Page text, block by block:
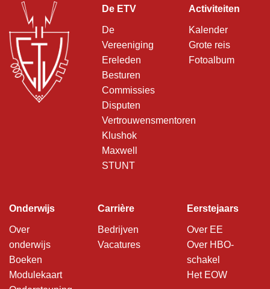
De ETV
De
Vereeniging
Ereleden
Besturen
Commissies
Disputen
Vertrouwensmentoren
Klushok
Maxwell
STUNT
Activiteiten
Kalender
Grote reis
Fotoalbum
Onderwijs
Over
onderwijs
Boeken
Modulekaart
Carrière
Bedrijven
Vacatures
Eerstejaars
Over EE
Over HBO-
schakel
Het EOW